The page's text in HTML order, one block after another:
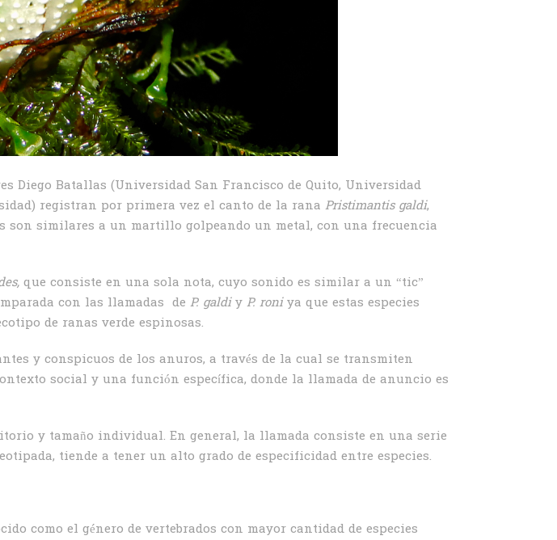
Diego Batallas (Universidad San Francisco de Quito, Universidad
registran por primera vez el canto de la rana Pristimantis galdi,
son similares a un martillo golpeando un metal, con una frecuencia
que consiste en una sola nota, cuyo sonido es similar a un “tic”
con las llamadas de P. galdiy P. roniya que estas especies
de ranas verde espinosas.
y conspicuos de los anuros, a través de la cual se transmiten
social y una función específica, donde la llamada de anuncio es
y tamaño individual. En general, la llamada consiste en una serie
tiende a tener un alto grado de especificidad entre especies.
como el género de vertebrados con mayor cantidad de especies